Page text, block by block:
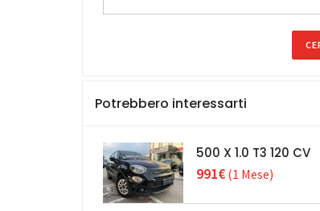
Potrebbero interessarti
500 X 1.0 T3 120 CV
991€ (1 Mese)